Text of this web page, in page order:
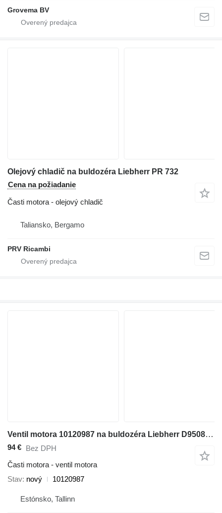
Grovema BV
Olejový chladič na buldozéra Liebherr PR 732
Cena na požiadanie
Časti motora - olejový chladič
Taliansko, Bergamo
PRV Ricambi
Ventil motora 10120987 na buldozéra Liebherr D9508, 10120987 PR764
94 € Bez DPH
Časti motora - ventil motora
Stav nový 10120987
Estónsko, Tallinn